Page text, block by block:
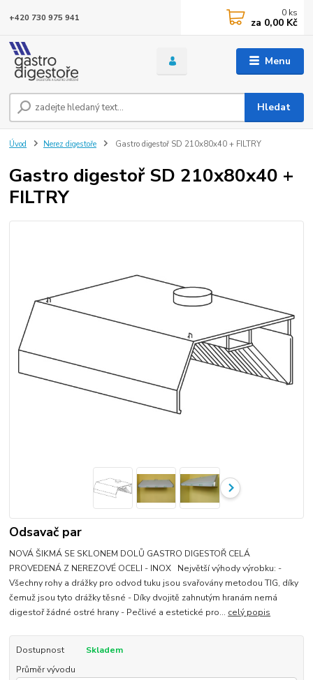
Menu
Hledat
+420 730 975 941 0 ks
za 0,00 Kč
Úvod Nerez digestoře Gastro digestoř SD 210x80x40 + FILTRY
Gastro digestoř SD 210x80x40 +
FILTRY
Odsavač par
NOVÁ ŠIKMÁ SE SKLONEM DOLŮ GASTRO DIGESTOŘ CELÁ
PROVEDENÁ Z NEREZOVÉ OCELI - INOX Největší výhody výrobku: -
Všechny rohy a drážky pro odvod tuku jsou svařovány metodou TIG, díky
čemuž jsou tyto drážky těsné - Díky dvojitě zahnutým hranám nemá
digestoř žádné ostré hrany - Pečlivé a estetické pro... celý popis
Dostupnost
Skladem
Průměr vývodu